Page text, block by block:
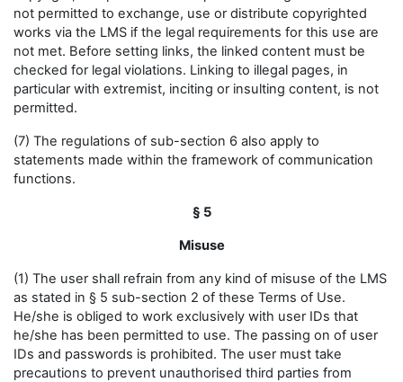
not permitted to exchange, use or distribute copyrighted
works via the LMS if the legal requirements for this use are
not met. Before setting links, the linked content must be
checked for legal violations. Linking to illegal pages, in
particular with extremist, inciting or insulting content, is not
permitted.
(7) The regulations of sub-section 6 also apply to
statements made within the framework of communication
functions.
§ 5
Misuse
(1) The user shall refrain from any kind of misuse of the LMS
as stated in § 5 sub-section 2 of these Terms of Use.
He/she is obliged to work exclusively with user IDs that
he/she has been permitted to use. The passing on of user
IDs and passwords is prohibited. The user must take
precautions to prevent unauthorised third parties from